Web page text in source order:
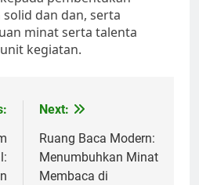
dan dan, serta
minat serta talenta
kegiatan.
Next:
Ruang Baca Modern:
Menumbuhkan Minat
Membaca di